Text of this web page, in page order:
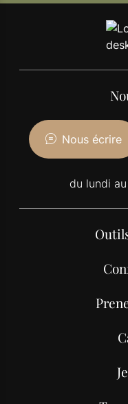
Nous écrire
du lundi